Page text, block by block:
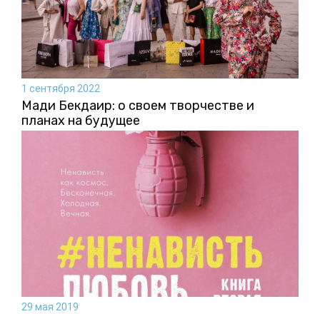
1 сентября 2022
Мади Бекдаир: о своем творчестве и
планах на будущее
29 мая 2019